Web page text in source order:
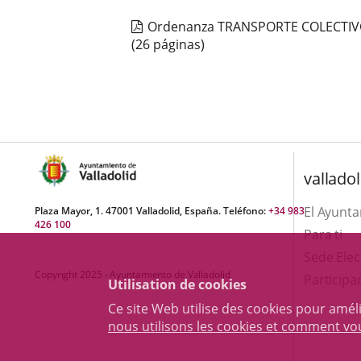
Utilisation de cookies
Ce site Web utilise des cookies pour
nous utilisons les cookies et comment
Ordenanza TRANSPORTE
(26 páginas)
Plaza Mayor, 1. 47001 Valladolid, España. Teléfono:+34 983
426 100
Copyright 2025 - Ayuntamiento de Valladolid
El
Para ti